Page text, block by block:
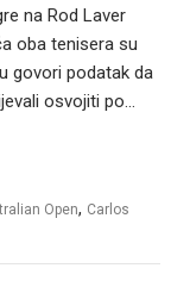
na Rod Laver
oba tenisera su
govori podatak da
osvojiti po…
Open, Carlos